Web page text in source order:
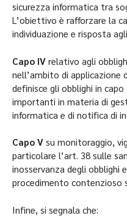
sicurezza informatica tra
L’obiettivo è rafforzare la
individuazione e risposta
Capo IV relativo agli
nell’ambito di applicazione
definisce gli obblighi in
importanti in materia di
informatica e di notifica di
Capo V su monitoraggio,
particolare l’art. 38 sulle
inosservanza degli obblighi
procedimento contenzioso
Infine, si segnala che: